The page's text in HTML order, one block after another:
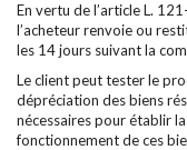
En vertu de l’article L.
l’acheteur renvoie ou
les 14 jours suivant la
Le client peut tester le
dépréciation des biens
nécessaires pour établir
fonctionnement de ces